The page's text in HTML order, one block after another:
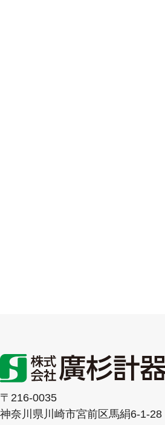
〒216-0035
神奈川県川崎市宮前区馬絹6-1-28